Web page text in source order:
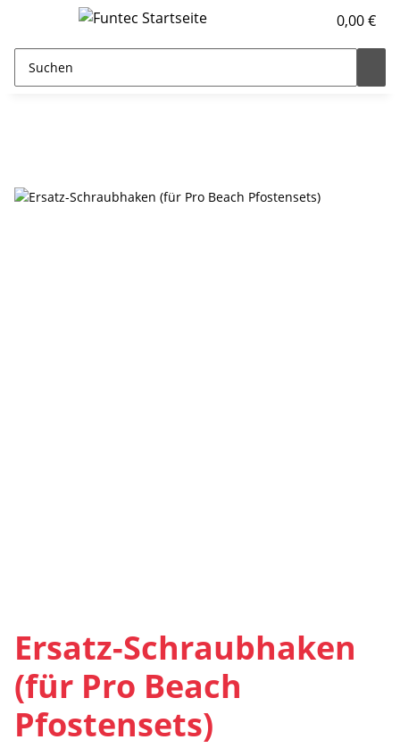
0,00 €
Ersatz-Schraubhaken
(für Pro Beach
Pfostensets)